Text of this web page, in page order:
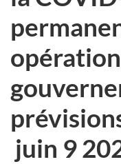
juin 9